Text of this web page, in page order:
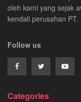
oleh kami yang sejak
kendali perusahan
Follow us
Categories